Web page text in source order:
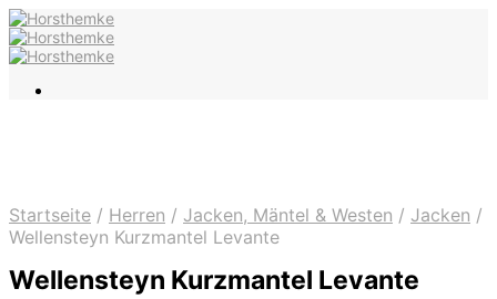
Startseite / Herren / Jacken, Mäntel & Westen / Jacken /
Wellensteyn Kurzmantel Levante
Wellensteyn Kurzmantel Levante